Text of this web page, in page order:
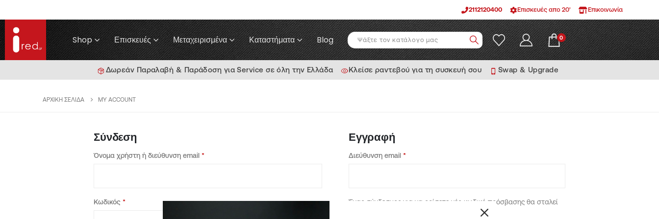
2112120400 Επισκευές απο 20' Επικοινωνία
Shop Επισκευές Μεταχειρισμένα Καταστήματα Blog 0
Δωρεάν Παραλαβή & Παράδοση για Service σε όλη την Ελλάδα Κλείσε ραντεβού για τη συσκευή σου Swap & Upgrade
ΑΡΧΙΚΉ ΣΕΛΊΔΑ MY ACCOUNT
Σύνδεση
Όνομα χρήστη ή διεύθυνση email*
Κωδικός*
Εγγραφή
Διεύθυνση email *
Ένας σύνδεσμος για να ορίσετε νέο κωδικό πρόσβασης θα σταλεί